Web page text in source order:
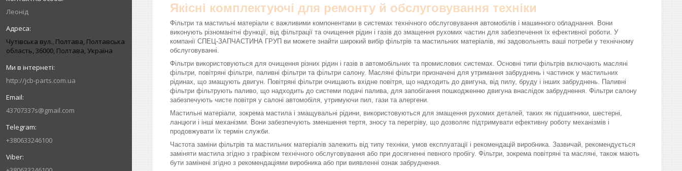
Леонід
Чутівська вул., Полтава, Полтавська
область, 36000, Полтава, Україна
http://jcb-parts.com.ua
43707337s@gmail.com
+380633246100
Якісні комплектуючі для ремонту й обслуговування техніки
Фільтри та мастильні матеріали є важливими компонентами в системах технічного обслуговування автомобілів і машинного обладнання. Вони
виконують різноманітні функції, від фільтрації та очищення рідин і газів до змащення рухомих частин для забезпечення їх ефективної роботи. У
компанії СПЕЦ-ЗАПЧАСТИНА ГРУП ви можете знайти широкий вибір фільтрів та мастильних матеріалів, які задовольнять ваші потреби у технічному
обслуговуванні.
Фільтри використовуються для очищення різних рідин і газів в автомобільних та промислових системах. Основні типи фільтрів включають масляні
фільтри, повітряні фільтри, паливні фільтри та фільтри салону. Масляні фільтри призначені для утримання забруднень і частинок у мастильних
рідинах, що змащують двигун. Повітряні фільтри очищають вхідне повітря, що надходить до двигуна, від пилу, бруду і інших забруднень. Паливні
фільтри фільтрують паливо, що надходить до системи подачі палива, для запобігання пошкодженню двигуна внаслідок забруднення. Фільтри салону
забезпечують чисте повітря у салоні автомобіля, утримуючи пил, гази та алергени.
Мастильні матеріали, зокрема мастила і змащувальні рідини, використовуються для змащення рухомих деталей, таких як підшипники, шестерні,
ланцюги і інші механізми. Вони забезпечують зменшення тертя, зносу та перегріву, що дозволяє підтримувати ефективну роботу механізмів і
продовжувати їх термін служби.
Частота заміни фільтрів та мастильних матеріалів залежить від типу техніки, умов експлуатації і рекомендацій виробника. Зазвичай, рекомендується
заміняти мастила згідно з графіком технічного обслуговування або при досягненні певного пробігу. Фільтри, зокрема повітряні та масляні, також мають
бути замінені згідно з рекомендаціями виробника або при виявленні ознак забруднення.